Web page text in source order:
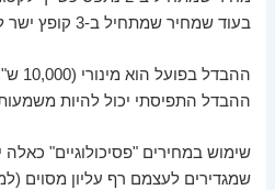
בעוד שמחיר שמתחיל ב-3 קופץ ישר לקטגוריה הבאה.
ההבדל התפיסתי יכול להיות
שימוש במחירים "פסיכולוגיים" כאלה
שמגדירים לעצמם רף עליון מסוים (למשל, "עד